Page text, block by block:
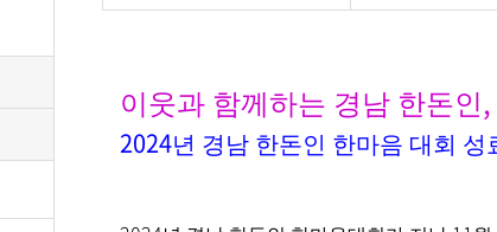
이웃과 함께하는 경남 한돈인,
2024년 경남 한돈인 한마음 대회 성